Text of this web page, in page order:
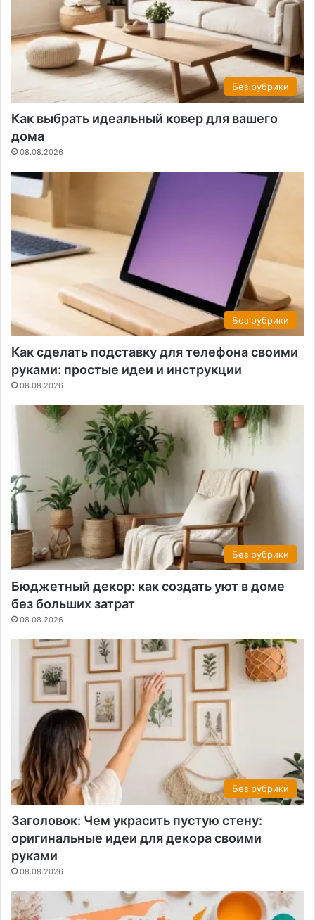
Без рубрики
Как выбрать идеальный ковер для вашего
дома
08.08.2026
Без рубрики
Как сделать подставку для телефона своими
руками: простые идеи и инструкции
08.08.2026
Без рубрики
Бюджетный декор: как создать уют в доме
без больших затрат
08.08.2026
Без рубрики
Заголовок: Чем украсить пустую стену:
оригинальные идеи для декора своими
руками
08.08.2026